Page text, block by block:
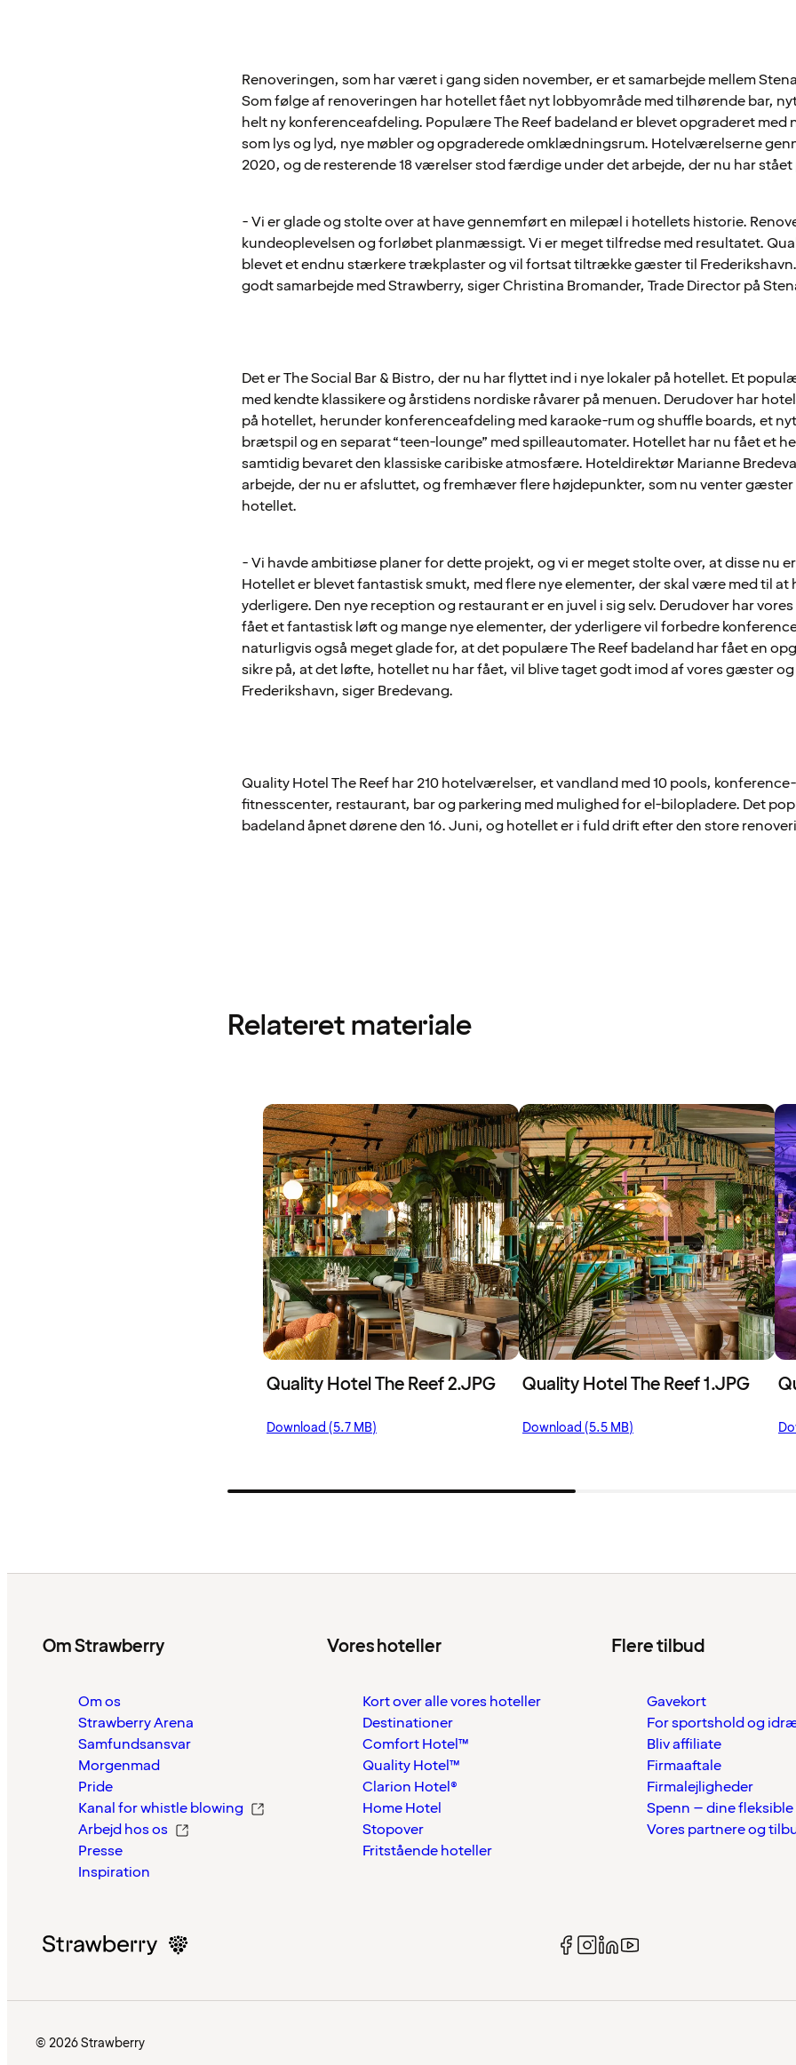
Renoveringen, som har været i gang siden november, er et samarbejde mellem
Som følge af renoveringen har hotellet fået nyt lobbyområde med tilhørende bar,
helt ny konferenceafdeling. Populære The Reef badeland er blevet opgraderet med
som lys og lyd, nye møbler og opgraderede omklædningsrum. Hotelværelserne
2020, og de resterende 18 værelser stod færdige under det arbejde, der nu har stået
- Vi er glade og stolte over at have gennemført en milepæl i hotellets historie.
kundeoplevelsen og forløbet planmæssigt. Vi er meget tilfredse med resultatet.
blevet et endnu stærkere trækplaster og vil fortsat tiltrække gæster til
godt samarbejde med Strawberry, siger Christina Bromander, Trade Director på
Det er The Social Bar & Bistro, der nu har flyttet ind i nye lokaler på hotellet. Et
med kendte klassikere og årstidens nordiske råvarer på menuen. Derudover har
på hotellet, herunder konferenceafdeling med karaoke-rum og shuffle boards, et
brætspil og en separat “teen-lounge” med spilleautomater. Hotellet har nu fået et
samtidig bevaret den klassiske caribiske atmosfære. Hoteldirektør Marianne
arbejde, der nu er afsluttet, og fremhæver flere højdepunkter, som nu venter gæster
hotellet.
- Vi havde ambitiøse planer for dette projekt, og vi er meget stolte over, at disse nu
Hotellet er blevet fantastisk smukt, med flere nye elementer, der skal være med til
yderligere. Den nye reception og restaurant er en juvel i sig selv. Derudover har
fået et fantastisk løft og mange nye elementer, der yderligere vil forbedre
naturligvis også meget glade for, at det populære The Reef badeland har fået en
sikre på, at det løfte, hotellet nu har fået, vil blive taget godt imod af vores gæster og
Frederikshavn, siger Bredevang.
Quality Hotel The Reef har 210 hotelværelser, et vandland med 10 pools,
fitnesscenter, restaurant, bar og parkering med mulighed for el-bilopladere. Det
badeland åpnet dørene den 16. Juni, og hotellet er i fuld drift efter den store
Relateret materiale
Quality Hotel The Reef 2.JPG
Download (5.7 MB)
Quality Hotel The Reef 1.JPG
Download (5.5 MB)
Om Strawberry
Om os
Strawberry Arena
Samfundsansvar
Morgenmad
Pride
Kanal for whistle blowing
Arbejd hos os
Presse
Inspiration
Vores hoteller
Kort over alle vores hoteller
Destinationer
Comfort Hotel™
Quality Hotel™
Clarion Hotel®
Home Hotel
Stopover
Fritstående hoteller
Flere tilbud
Gavekort
For sportshold og
Bliv affiliate
Firmaaftale
Firmalejligheder
Spenn – dine
Vores partnere og
© 2026 Strawberry